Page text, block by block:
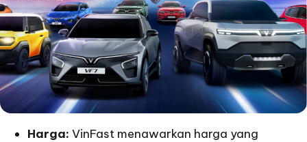
Harga: VinFast menawarkan harga yang